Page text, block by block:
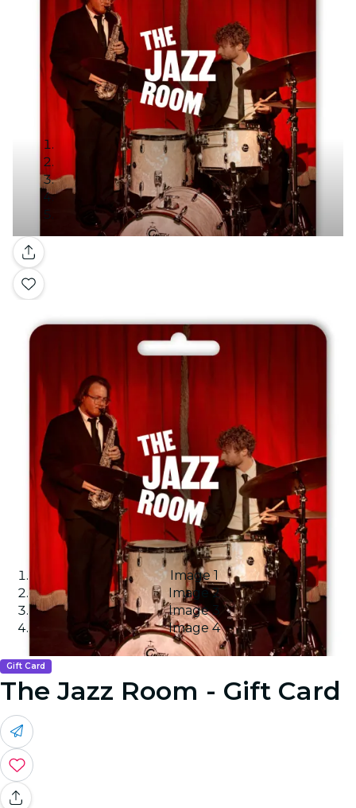
Galleria
Image 1
Image 2
Image 3
Image 4
Gift Card
The Jazz Room - Gift Card